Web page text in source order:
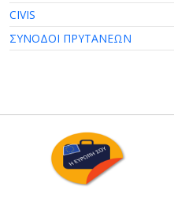
CIVIS
ΣΥΝΟΔΟΙ ΠΡΥΤΑΝΕΩΝ